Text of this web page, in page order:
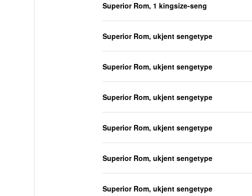
Superior Rom, 1 kingsize-seng
Superior Rom, ukjent sengetype
Superior Rom, ukjent sengetype
Superior Rom, ukjent sengetype
Superior Rom, ukjent sengetype
Superior Rom, ukjent sengetype
Superior Rom, ukjent sengetype